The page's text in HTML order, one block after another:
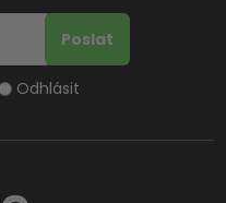
Odhlásit